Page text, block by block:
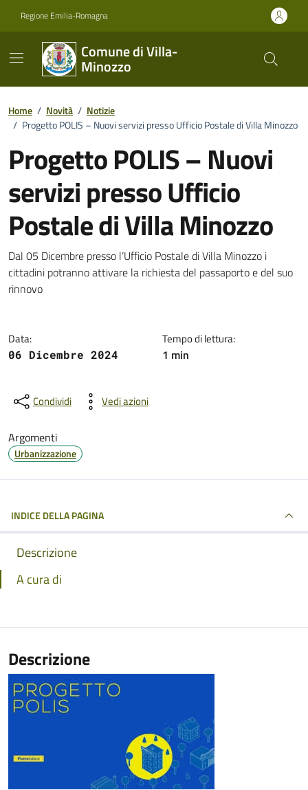
Regione Emilia-Romagna
Comune di Villa-
Minozzo
Home / Novità / Notizie
/ Progetto POLIS – Nuovi servizi presso Ufficio Postale di Villa Minozzo
Progetto POLIS – Nuovi
servizi presso Ufficio
Postale di Villa Minozzo
Dettagli della notizia
Dal 05 Dicembre presso l’Ufficio Postale di Villa Minozzo i
cittadini potranno attivare la richiesta del passaporto e del suo
rinnovo
Data:
06 Dicembre 2024
Tempo di lettura:
1 min
Condividi Vedi azioni
Argomenti
Urbanizzazione
INDICE DELLA PAGINA
Descrizione
A cura di
Descrizione